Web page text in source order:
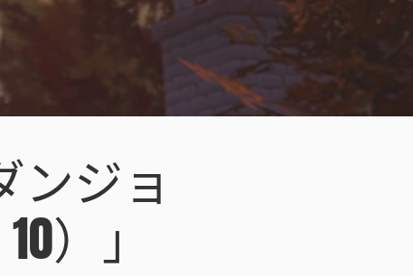
ジョ
）」